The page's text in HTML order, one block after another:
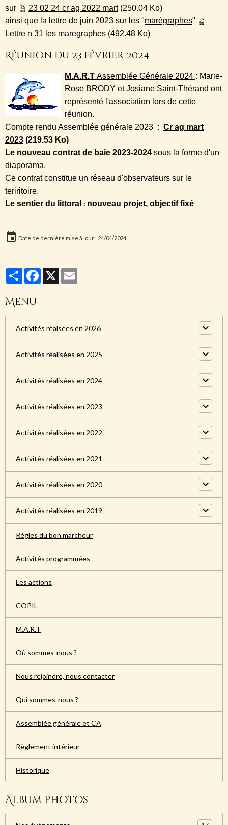
sur
23 02 24 cr ag 2022 mart(250.04 Ko)
ainsi que la lettre de juin 2023 sur les "marégraphes"
Lettre n 31 les maregraphes (492.48 Ko)
Réunion du 23 février 2024
M.A.R.T Assemblée Générale 2024 : Marie-
Rose BRODY et Josiane Saint-Thérand ont
représenté l'association lors de cette
réunion.
Compte rendu Assemblée générale 2023 : Cr ag mart
2023 (219.53 Ko)
Le nouveau contrat de baie 2023-2024 sous la forme d'un
diaporama.
Ce contrat constitue un réseau d'observateurs sur le
teriritoire.
Le sentier du littoral : nouveau projet, objectif fixé
Date de dernière mise à jour : 24/04/2024
PartagerFacebook
X
Menu
Activités réalsées en 2026
Activités réalisées en 2025
Activités réalisées en 2024
Activités réalisées en 2023
Activités réalisées en 2022
Activités réalisées en 2021
Activités réalisées en 2020
Activités réalisées en 2019
Règles du bon marcheur
Activités programmées
Les actions
COPIL
M.A.R.T
Où sommes-nous ?
Nous rejoindre, nous contacter
Qui sommes-nous ?
Assemblée générale et CA
Règlement intérieur
Historique
Album photos